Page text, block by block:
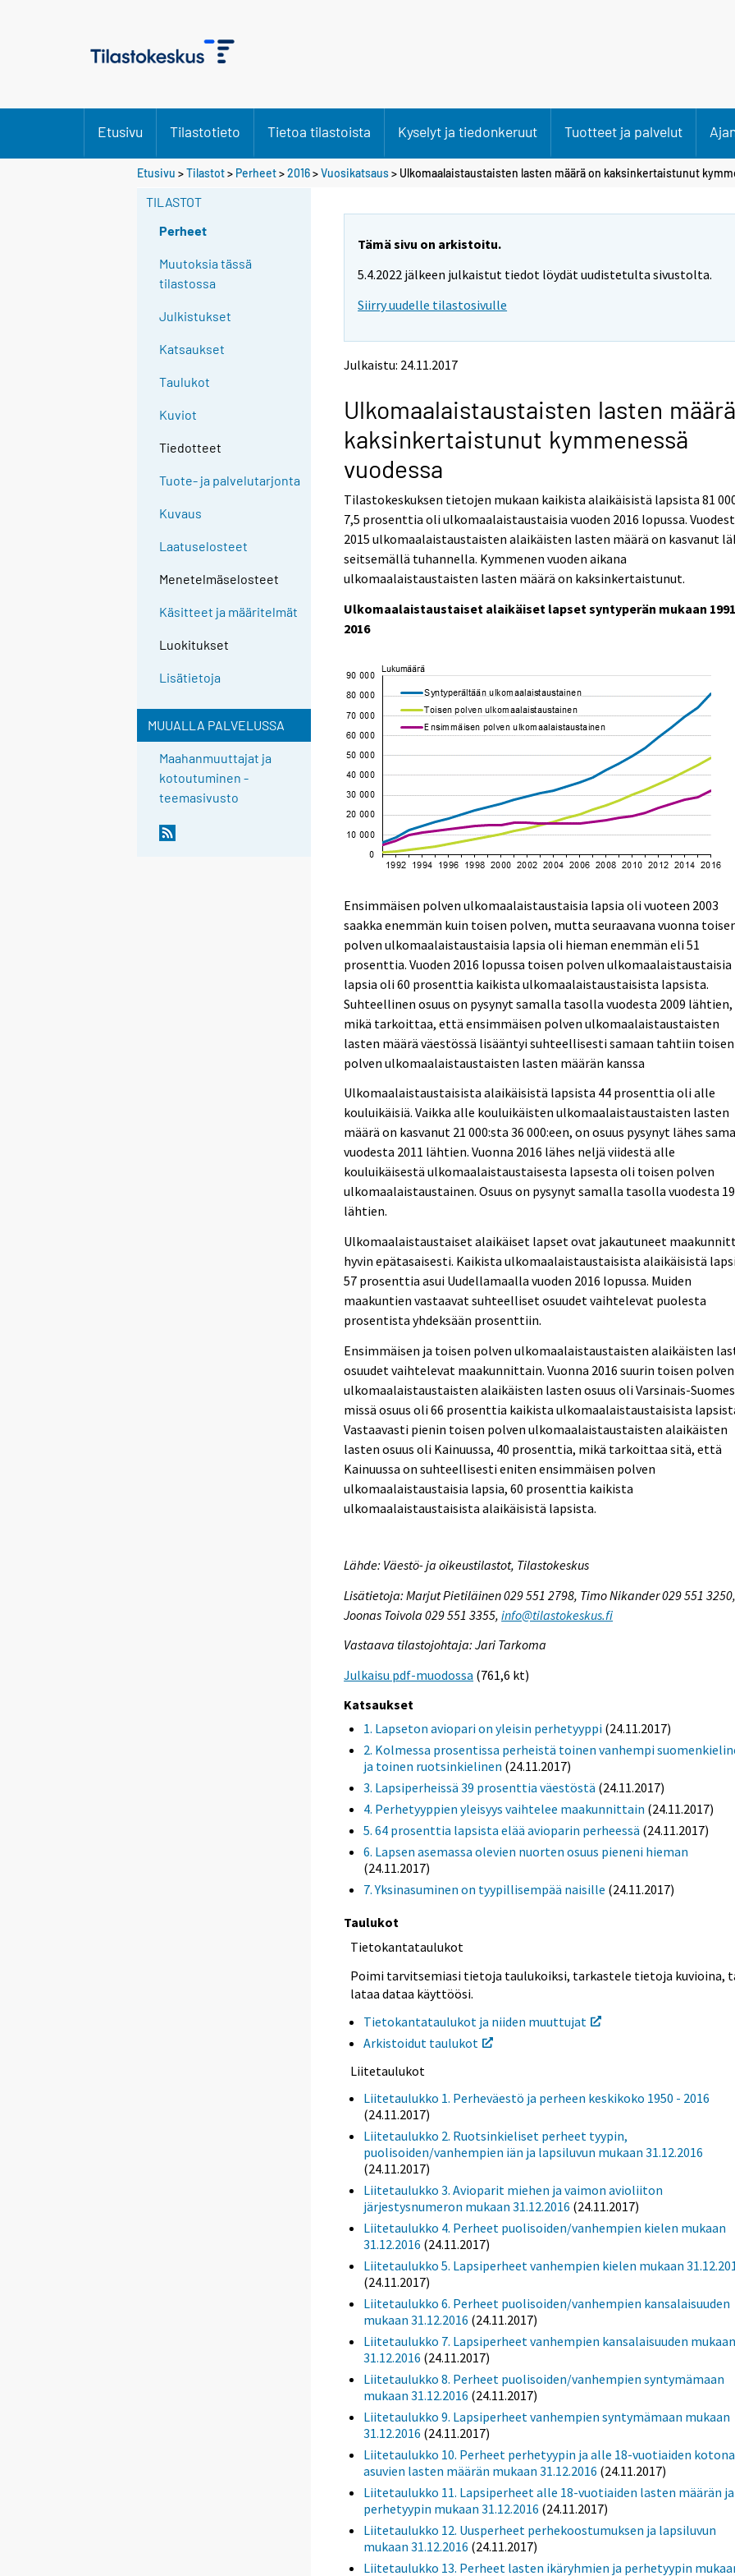
Etusivu Tilastotieto Tietoa tilastoista Kyselyt ja tiedonkeruut Tuotteet ja palvelut
Etusivu >Tilastot> Perheet>2016>Vuosikatsaus> Ulkomaalaistaustaisten lasten määrä on kaksinkertaistunut
TILASTOT
Perheet
Muutoksia tässä
tilastossa
Julkistukset
Katsaukset
Taulukot
Kuviot
Tiedotteet
Tuote- ja palvelutarjonta
Kuvaus
Laatuselosteet
Menetelmäselosteet
Käsitteet ja määritelmät
Luokitukset
Lisätietoja
MUUALLA PALVELUSSA
Maahanmuuttajat ja
kotoutuminen -
teemasivusto
Tämä sivu on arkistoitu.
5.4.2022 jälkeen julkaistut tiedot löydät uudistetulta sivustolta.
Siirry uudelle tilastosivulle
Julkaistu: 24.11.2017
Ulkomaalaistaustaisten lasten
kaksinkertaistunut kymmenessä
vuodessa
Tilastokeskuksen tietojen mukaan kaikista alaikäisistä lapsista 81
7,5 prosenttia oli ulkomaalaistaustaisia vuoden 2016 lopussa.
2015 ulkomaalaistaustaisten alaikäisten lasten määrä on kasvanut
seitsemällä tuhannella. Kymmenen vuoden aikana
ulkomaalaistaustaisten lasten määrä on kaksinkertaistunut.
Ulkomaalaistaustaiset alaikäiset lapset syntyperän mukaan
2016
Ensimmäisen polven ulkomaalaistaustaisia lapsia oli vuoteen 2003
saakka enemmän kuin toisen polven, mutta seuraavana vuonna
polven ulkomaalaistaustaisia lapsia oli hieman enemmän eli 51
prosenttia. Vuoden 2016 lopussa toisen polven ulkomaalaistaustaisia
lapsia oli 60 prosenttia kaikista ulkomaalaistaustaisista lapsista.
Suhteellinen osuus on pysynyt samalla tasolla vuodesta 2009 lähtien,
mikä tarkoittaa, että ensimmäisen polven ulkomaalaistaustaisten
lasten määrä väestössä lisääntyi suhteellisesti samaan tahtiin toisen
polven ulkomaalaistaustaisten lasten määrän kanssa
Ulkomaalaistaustaisista alaikäisistä lapsista 44 prosenttia oli alle
kouluikäisiä. Vaikka alle kouluikäisten ulkomaalaistaustaisten lasten
määrä on kasvanut 21 000:sta 36 000:een, on osuus pysynyt lähes
vuodesta 2011 lähtien. Vuonna 2016 lähes neljä viidestä alle
kouluikäisestä ulkomaalaistaustaisesta lapsesta oli toisen polven
ulkomaalaistaustainen. Osuus on pysynyt samalla tasolla vuodesta
lähtien.
Ulkomaalaistaustaiset alaikäiset lapset ovat jakautuneet
hyvin epätasaisesti. Kaikista ulkomaalaistaustaisista alaikäisistä
57 prosenttia asui Uudellamaalla vuoden 2016 lopussa. Muiden
maakuntien vastaavat suhteelliset osuudet vaihtelevat puolesta
prosentista yhdeksään prosenttiin.
Ensimmäisen ja toisen polven ulkomaalaistaustaisten alaikäisten
osuudet vaihtelevat maakunnittain. Vuonna 2016 suurin toisen polven
ulkomaalaistaustaisten alaikäisten lasten osuus oli Varsinais-
missä osuus oli 66 prosenttia kaikista ulkomaalaistaustaisista
Vastaavasti pienin toisen polven ulkomaalaistaustaisten alaikäisten
lasten osuus oli Kainuussa, 40 prosenttia, mikä tarkoittaa sitä, että
Kainuussa on suhteellisesti eniten ensimmäisen polven
ulkomaalaistaustaisia lapsia, 60 prosenttia kaikista
ulkomaalaistaustaisista alaikäisistä lapsista.
Lähde: Väestö- ja oikeustilastot, Tilastokeskus
Lisätietoja: Marjut Pietiläinen 029 551 2798, Timo Nikander 029 551
Joonas Toivola 029 551 3355,info@tilastokeskus.fi
Vastaava tilastojohtaja: Jari Tarkoma
Julkaisu pdf-muodossa (761,6 kt)
Katsaukset
1. Lapseton aviopari on yleisin perhetyyppi (24.11.2017)
2. Kolmessa prosentissa perheistä toinen vanhempi
ja toinen ruotsinkielinen (24.11.2017)
3. Lapsiperheissä 39 prosenttia väestöstä (24.11.2017)
4. Perhetyyppien yleisyys vaihtelee maakunnittain (24.11.2017)
5. 64 prosenttia lapsista elää avioparin perheessä (24.11.2017)
6. Lapsen asemassa olevien nuorten osuus pieneni hieman
(24.11.2017)
7. Yksinasuminen on tyypillisempää naisille (24.11.2017)
Taulukot
Tietokantataulukot
Poimi tarvitsemiasi tietoja taulukoiksi, tarkastele tietoja kuvioina,
lataa dataa käyttöösi.
Tietokantataulukot ja niiden muuttujat
Y
o
Arkistoidut taulukot
Y
o
Liitetaulukot
Liitetaulukko 1. Perheväestö ja perheen keskikoko 1950 - 2016
(24.11.2017)
Liitetaulukko 2. Ruotsinkieliset perheet tyypin,
puolisoiden/vanhempien iän ja lapsiluvun mukaan 31.12.2016
(24.11.2017)
Liitetaulukko 3. Avioparit miehen ja vaimon avioliiton
järjestysnumeron mukaan 31.12.2016 (24.11.2017)
Liitetaulukko 4. Perheet puolisoiden/vanhempien kielen mukaan
31.12.2016 (24.11.2017)
Liitetaulukko 5. Lapsiperheet vanhempien kielen mukaan
(24.11.2017)
Liitetaulukko 6. Perheet puolisoiden/vanhempien kansalaisuuden
mukaan 31.12.2016 (24.11.2017)
Liitetaulukko 7. Lapsiperheet vanhempien kansalaisuuden
31.12.2016 (24.11.2017)
Liitetaulukko 8. Perheet puolisoiden/vanhempien syntymämaan
mukaan 31.12.2016 (24.11.2017)
Liitetaulukko 9. Lapsiperheet vanhempien syntymämaan mukaan
31.12.2016 (24.11.2017)
Liitetaulukko 10. Perheet perhetyypin ja alle 18-vuotiaiden kotona
asuvien lasten määrän mukaan 31.12.2016 (24.11.2017)
Liitetaulukko 11. Lapsiperheet alle 18-vuotiaiden lasten määrän ja
perhetyypin mukaan 31.12.2016 (24.11.2017)
Liitetaulukko 12. Uusperheet perhekoostumuksen ja lapsiluvun
mukaan 31.12.2016 (24.11.2017)
Liitetaulukko 13. Perheet lasten ikäryhmien ja perhetyypin